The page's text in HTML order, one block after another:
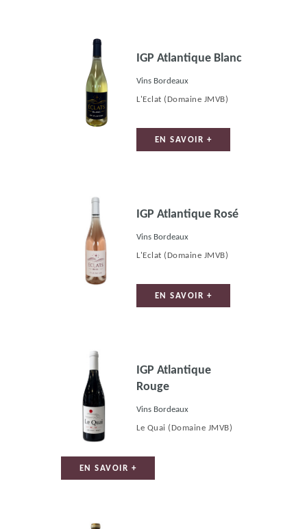
IGP Atlantique Blanc
Vins Bordeaux
L'Eclat (Domaine JMVB)
EN SAVOIR +
IGP Atlantique Rosé
Vins Bordeaux
L'Eclat (Domaine JMVB)
EN SAVOIR +
IGP Atlantique
Rouge
Vins Bordeaux
Le Quai (Domaine JMVB)
EN SAVOIR +